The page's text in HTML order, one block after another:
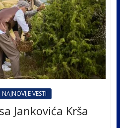
NAJNOVIJE VESTI
Jankovića Krša